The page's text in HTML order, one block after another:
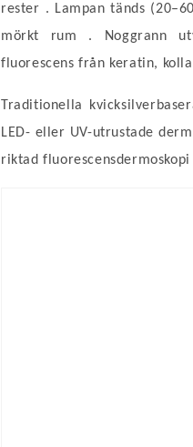
rester . Lampan tänds (20–60
mörkt rum . Noggrann
fluorescens från keratin,
Traditionella
LED- eller UV-utrustade
riktad fluorescensdermoskopi